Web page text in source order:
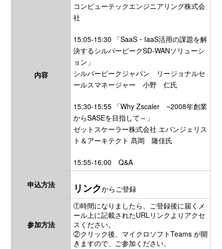
内容
コンピューテックエンジニアリング株式会
社
15:05-15:30 「SaaS・IaaS活用の課題を解
決するシルバーピークSD-WANソリューシ
ョン」
シルバーピークジャパン リージョナルセ
ールスマネージャー 小野 仁氏
15:30-15:55 「Why Zscaler ~2008年創業
からSASEを目指して～」
ゼットスケーラー株式会社 エバンジェリス
ト＆アーキテクト 髙岡 隆佳氏
15:55-16:00 Q&A
申込方法 リンクからご登録
参加方法
①時間になりましたら、ご登録後に届くメ
ール上に記載されたURLリンクよりアクセ
スください。
②クリック後、マイクロソフトTeams が開
きますので、ご参加ください。